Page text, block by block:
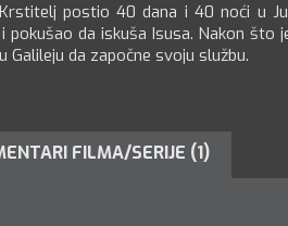
postio 40 dana i 40 noći u
da iskuša Isusa. Nakon što
da započne svoju službu.
FILMA/SERIJE (1)